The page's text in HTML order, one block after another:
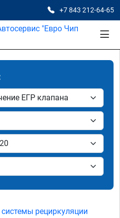
+7 843 212-64-65
рециркуляции